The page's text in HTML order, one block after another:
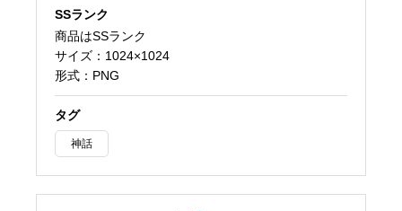
SSランク
商品はSSランク
サイズ：1024×1024
形式：PNG
タグ
神話